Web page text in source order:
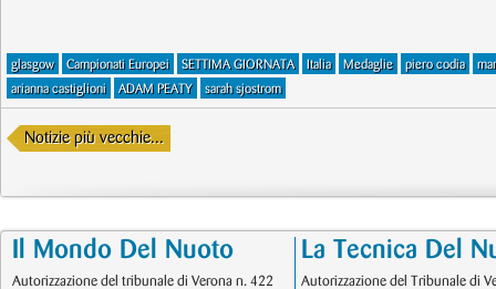
glasgow Campionati Europei SETTIMA GIORNATA Italia Medaglie piero codia
arianna castiglioni
ADAM PEATY sarah sjostrom
Notizie più vecchie...
Il Mondo Del Nuoto
Autorizzazione del tribunale di Verona n. 422
La Tecnica Del
Autorizzazione del Tribunale di